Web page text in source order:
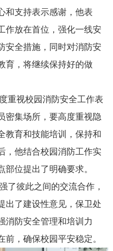
和支持表示感谢， 他表
作放在首位，强化一线安
安全措施，同时对消防安
育，将继续保持好的做
重视校园消防安全工作表
密集场所，要高度重视隐
教育和技能培训，保持和
，他结合校园消防工作实
部位提出了明确要求。
了彼此之间的交流合作，
出了建设性意见，保卫处
消防安全管理和培训力
，确保校园平安稳定。